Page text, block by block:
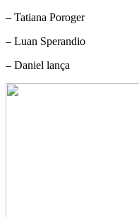
– Tatiana Poroger
– Luan Sperandio
– Daniel lança